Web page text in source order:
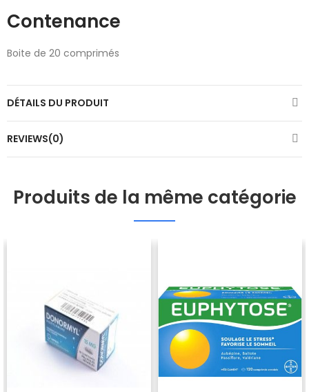
Contenance
Boite de 20 comprimés
DÉTAILS DU PRODUIT
REVIEWS(0)
Produits de la même catégorie